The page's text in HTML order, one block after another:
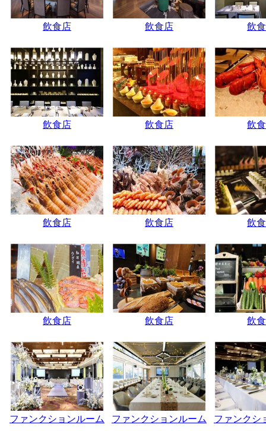
飲食店 飲食店 飲
飲食店 飲食店 飲
飲食店 飲食店 飲
飲食店 飲食店 飲
ファンクションルーム ファンクションルーム ファンクシ